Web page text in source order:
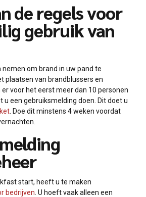
de regels voor
gebruik van
om brand in uw pand te
plaatsen van brandblussers en
voor het eerst meer dan 10 personen
u een gebruiksmelding doen. Dit doet u
. Doe dit minstens 4 weken voordat
start, heeft u te maken
bedrijven . U hoeft vaak alleen een